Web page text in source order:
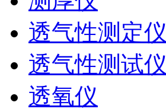
透气性测定仪
透气性测试仪
透氧仪